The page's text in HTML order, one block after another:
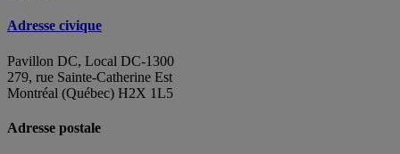
Adresse civique
Pavillon DC, Local DC-1300
279, rue Sainte-Catherine Est
Montréal (Québec) H2X 1L5
Adresse postale